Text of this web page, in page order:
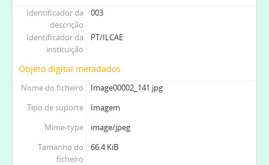
Identificador da
descrição
003
Identificador da
instituição
PT/ILCAE
Objeto digital metadados
Nome do ficheiro
Image00002_141.jpg
Tipo de suporte
Imagem
Mime-type
image/jpeg
Tamanho do
ficheiro
66.4 KiB